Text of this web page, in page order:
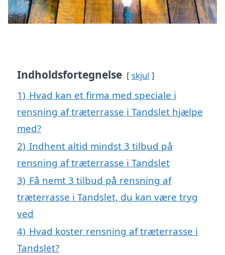
Indholdsfortegnelse skjul
1) Hvad kan et firma med speciale i
rensning af træterrasse i Tandslet hjælpe
med?
2) Indhent altid mindst 3 tilbud på
rensning af træterrasse i Tandslet
3) Få nemt 3 tilbud på rensning af
træterrasse i Tandslet, du kan være tryg
ved
4) Hvad koster rensning af træterrasse i
Tandslet?